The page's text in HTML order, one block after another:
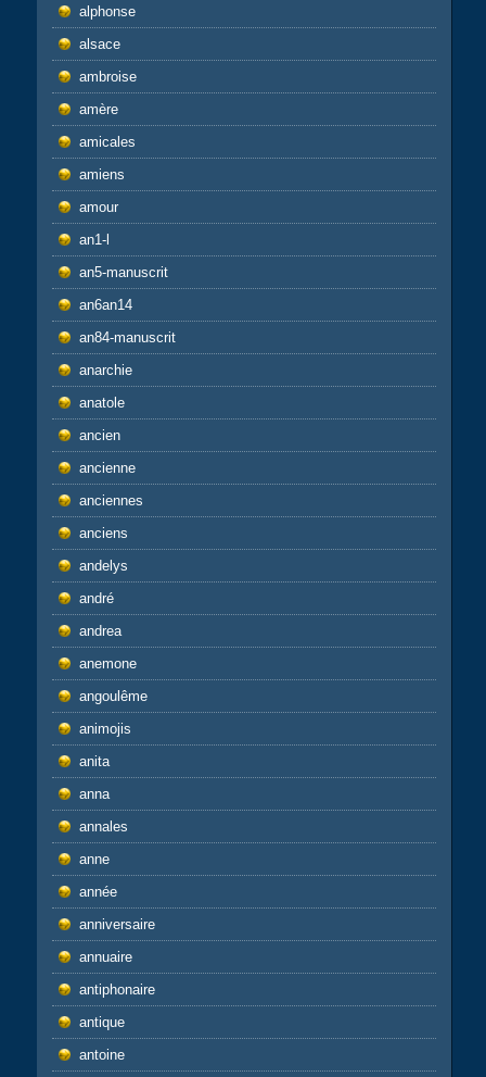
alphonse
alsace
ambroise
amère
amicales
amiens
amour
an1-l
an5-manuscrit
an6an14
an84-manuscrit
anarchie
anatole
ancien
ancienne
anciennes
anciens
andelys
andré
andrea
anemone
angoulême
animojis
anita
anna
annales
anne
année
anniversaire
annuaire
antiphonaire
antique
antoine